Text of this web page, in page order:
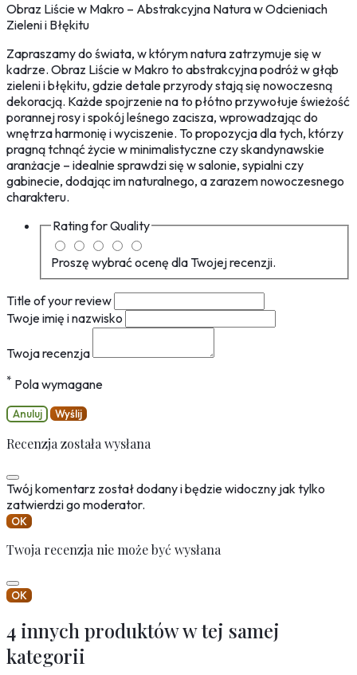
Obraz Liście w Makro – Abstrakcyjna Natura w Odcieniach
Zieleni i Błękitu
Zapraszamy do świata, w którym natura zatrzymuje się w
kadrze. Obraz Liście w Makro to abstrakcyjna podróż w głąb
zieleni i błękitu, gdzie detale przyrody stają się nowoczesną
dekoracją. Każde spojrzenie na to płótno przywołuje świeżość
porannej rosy i spokój leśnego zacisza, wprowadzając do
wnętrza harmonię i wyciszenie. To propozycja dla tych, którzy
pragną tchnąć życie w minimalistyczne czy skandynawskie
aranżacje – idealnie sprawdzi się w salonie, sypialni czy
gabinecie, dodając im naturalnego, a zarazem nowoczesnego
charakteru.
Rating forQuality
Proszę wybrać ocenę dla Twojej recenzji.
Title of your review
Twoje imię i nazwisko
Twoja recenzja
* Pola wymagane
Anuluj Wyślij
Recenzja została wysłana
Twój komentarz został dodany i będzie widoczny jak tylko
zatwierdzi go moderator.
OK
Twoja recenzja nie może być wysłana
OK
4 innych produktów w tej samej
kategorii